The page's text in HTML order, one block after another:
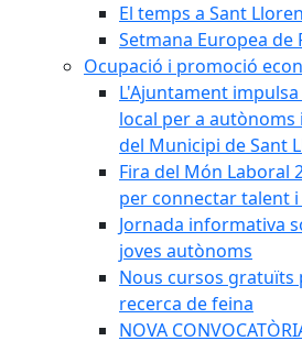
El temps a Sant
Setmana Europea de
Ocupació i promoció
L'Ajuntament
local per a
del Municipi de Sant
Fira del Món Laboral
per connectar talent
Jornada informativa
joves autònoms
Nous cursos gratuïts
recerca de feina
NOVA